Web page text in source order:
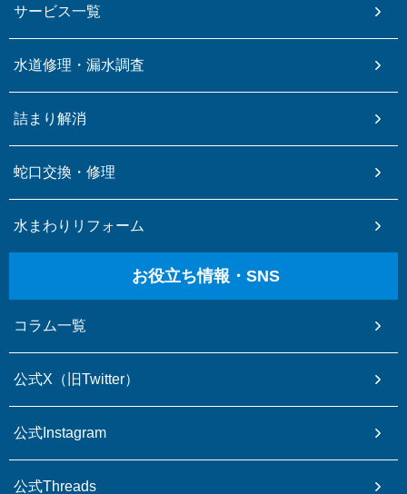
サービス一覧
水道修理・漏水調査
詰まり解消
蛇口交換・修理
水まわりリフォーム
お役立ち情報・SNS
コラム一覧
公式X（旧Twitter）
公式Instagram
公式Threads